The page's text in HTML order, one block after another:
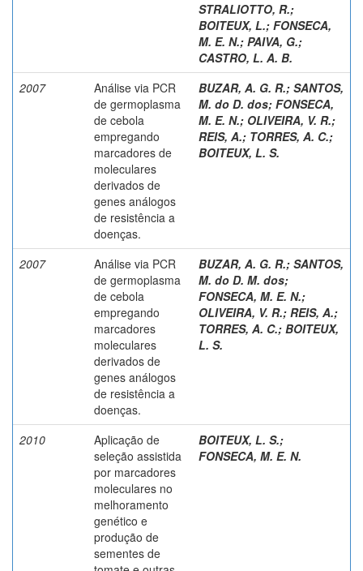
STRALIOTTO, R.;
BOITEUX, L.; FONSECA,
M. E. N.; PAIVA, G.;
CASTRO, L. A. B.
2007
Análise via PCR
de germoplasma
de cebola
empregando
marcadores de
moleculares
derivados de
genes análogos
de resistência a
doenças.
BUZAR, A. G. R.; SANTOS,
M. do D. dos; FONSECA,
M. E. N.; OLIVEIRA, V. R.;
REIS, A.; TORRES, A. C.;
BOITEUX, L. S.
2007
Análise via PCR
de germoplasma
de cebola
empregando
marcadores
moleculares
derivados de
genes análogos
de resistência a
doenças.
BUZAR, A. G. R.; SANTOS,
M. do D. M. dos;
FONSECA, M. E. N.;
OLIVEIRA, V. R.; REIS, A.;
TORRES, A. C.; BOITEUX,
L. S.
2010
Aplicação de
seleção assistida
por marcadores
moleculares no
melhoramento
genético e
produção de
sementes de
BOITEUX, L. S.;
FONSECA, M. E. N.